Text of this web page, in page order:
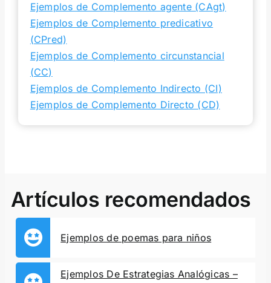
Ejemplos de Complemento agente (CAgt)
Ejemplos de Complemento predicativo
(CPred)
Ejemplos de Complemento circunstancial
(CC)
Ejemplos de Complemento Indirecto (CI)
Ejemplos de Complemento Directo (CD)
Artículos recomendados
Ejemplos de poemas para niños
Ejemplos De Estrategias Analógicas –